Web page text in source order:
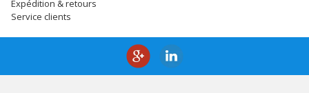
Expédition & retours
Service clients